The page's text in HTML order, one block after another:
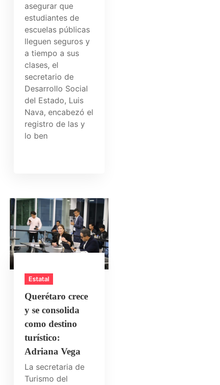
asegurar que
estudiantes de
escuelas públicas
lleguen seguros y
a tiempo a sus
clases, el
secretario de
Desarrollo Social
del Estado, Luis
Nava, encabezó el
registro de las y
lo ben
Estatal
Querétaro crece
y se consolida
como destino
turístico:
Adriana Vega
La secretaria de
Turismo del